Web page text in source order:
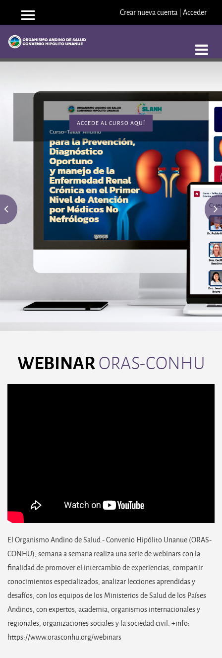
Saltar a contenido principal
Panel lateral Crear nueva cuenta | Acceder
ACCEDE AL CURSO AQUÍ
WEBINARORAS-CONHU
El Organismo Andino de Salud - Convenio Hipólito Unanue (ORAS-
CONHU), semana a semana realiza una serie de webinars con la
finalidad de promover el intercambio de experiencias, compartir
conocimientos especializados, analizar lecciones aprendidas y
desafíos, con los equipos de los Ministerios de Salud de los Países
Andinos, con expertos, academia, organismos internacionales y
regionales, organizaciones sociales y la sociedad civil. +info:
https://www.orasconhu.org/webinars